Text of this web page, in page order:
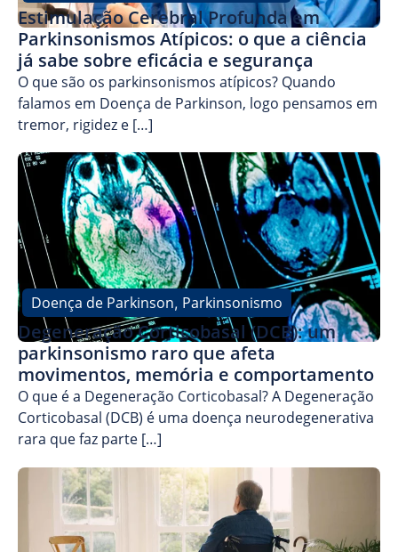
Estimulação Cerebral Profunda em
Parkinsonismos Atípicos: o que a ciência
já sabe sobre eficácia e segurança
O que são os parkinsonismos atípicos? Quando
falamos em Doença de Parkinson, logo pensamos em
tremor, rigidez e […]
Doença de Parkinson, Parkinsonismo
Degeneração Corticobasal (DCB): um
parkinsonismo raro que afeta
movimentos, memória e comportamento
O que é a Degeneração Corticobasal? A Degeneração
Corticobasal (DCB) é uma doença neurodegenerativa
rara que faz parte […]